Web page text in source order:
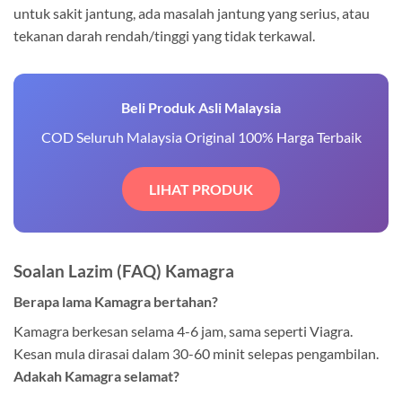
untuk sakit jantung, ada masalah jantung yang serius, atau
tekanan darah rendah/tinggi yang tidak terkawal.
Beli Produk Asli Malaysia
COD Seluruh Malaysia Original 100% Harga Terbaik
LIHAT PRODUK
Soalan Lazim (FAQ) Kamagra
Berapa lama Kamagra bertahan?
Kamagra berkesan selama 4-6 jam, sama seperti Viagra.
Kesan mula dirasai dalam 30-60 minit selepas pengambilan.
Adakah Kamagra selamat?